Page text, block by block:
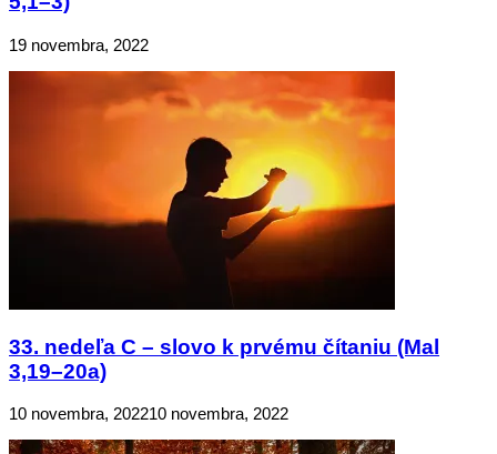
19 novembra, 2022
33. nedeľa C – slovo k prvému čítaniu (Mal
3,19–20a)
10 novembra, 202210 novembra, 2022